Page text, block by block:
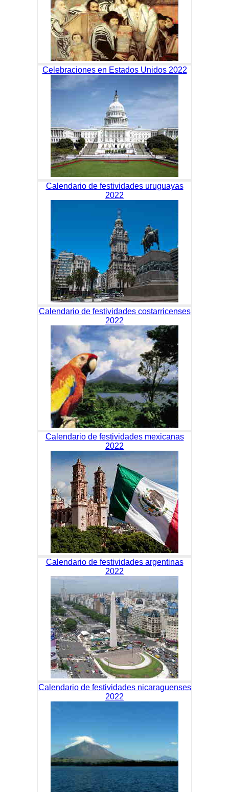
Celebraciones en Estados Unidos 2022
Calendario de festividades uruguayas
2022
Calendario de festividades costarricenses
2022
Calendario de festividades mexicanas
2022
Calendario de festividades argentinas
2022
Calendario de festividades nicaraguenses
2022